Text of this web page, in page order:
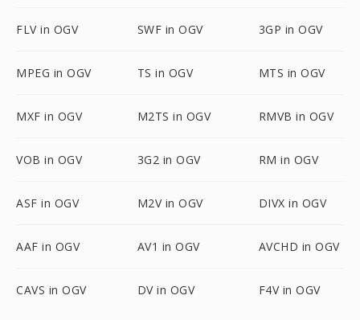
FLV in OGV SWF in OGV 3GP in OGV
MPEG in OGV TS in OGV MTS in OGV
MXF in OGV M2TS in OGV RMVB in OGV
VOB in OGV 3G2 in OGV RM in OGV
ASF in OGV M2V in OGV DIVX in OGV
AAF in OGV AV1 in OGV AVCHD in OGV
CAVS in OGV DV in OGV F4V in OGV